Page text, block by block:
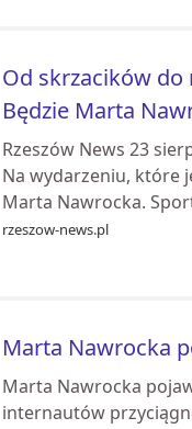
Od skrzacików do
Będzie Marta
Rzeszów News 23
Na wydarzeniu, które
Marta Nawrocka.
rzeszow-news.pl
Marta Nawrocka
Marta Nawrocka
internautów